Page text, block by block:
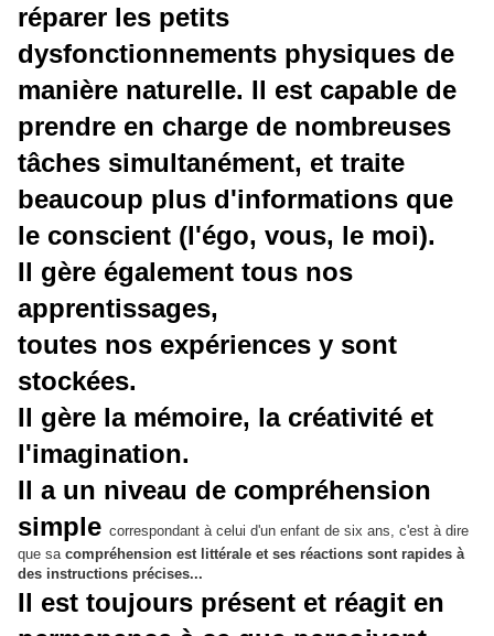
réparer les petits
dysfonctionnements physiques de
manière naturelle. Il est capable de
prendre en charge de nombreuses
tâches simultanément, et traite
beaucoup plus d'informations que
le conscient (l'égo, vous, le moi).
Il gère également tous nos
apprentissages,
toutes nos expériences y sont
stockées.
Il gère la mémoire, la créativité et
l'imagination.
Il a un niveau de compréhension
simple correspondant à celui d'un enfant de six ans, c'est à dire
que sa compréhension est littérale et ses réactions sont rapides à
des instructions précises...
Il est toujours présent et réagit en